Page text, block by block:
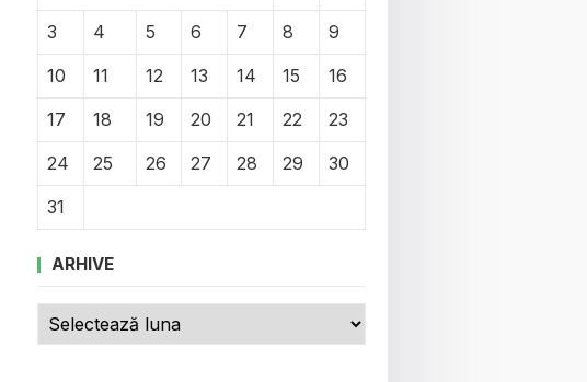
3
4 5 6 7 8
9
10
11 12 13 14 15
16
17
18 19 20 21 22
23
24
25 26 27 28 29
30
31
ARHIVE
Arhive